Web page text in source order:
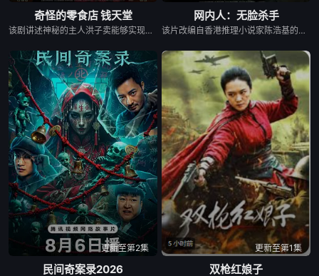
奇怪的零食店 钱天堂
该剧讲述神秘的主人洪子卖能够实现人们愿望的神秘零食，以及人们来到那里展开一段魔法般的故事。
网内人：无脸杀手
该片改编自香港推理小说家陈浩基的知名小说《网内人》，讲述了私家侦探与委托人联手追查网络杀手的故事。
更新至第2集
民间奇案录2026
更新至第1集
双枪红娘子